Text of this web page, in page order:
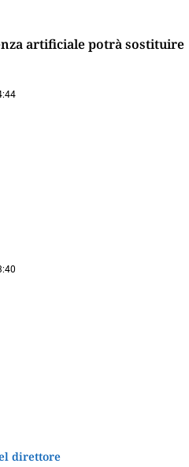
artificiale potrà sostituire
direttore